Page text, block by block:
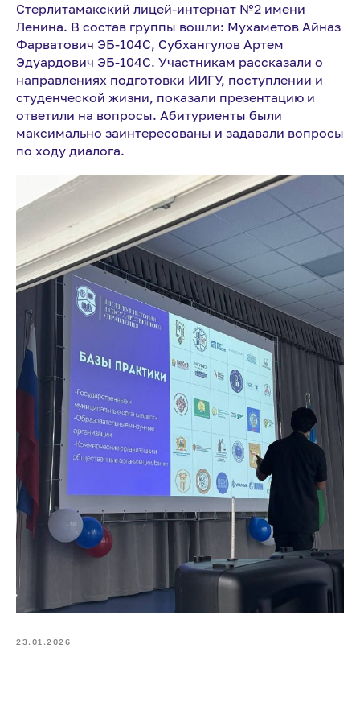
Стерлитамакский лицей-интернат №2 имени
Ленина. В состав группы вошли: Мухаметов Айназ
Фарватович ЭБ-104С, Субхангулов Артем
Эдуардович ЭБ-104С. Участникам рассказали о
направлениях подготовки ИИГУ, поступлении и
студенческой жизни, показали презентацию и
ответили на вопросы. Абитуриенты были
максимально заинтересованы и задавали вопросы
по ходу диалога.
23.01.2026